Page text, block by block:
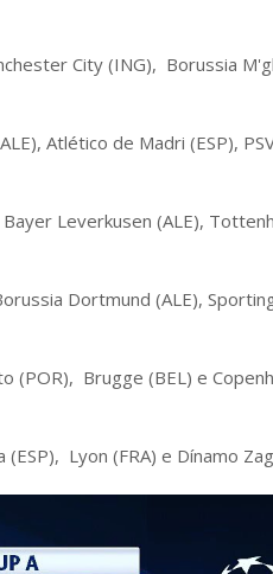
City (ING), Borussia
Atlético de Madri (ESP),
Bayer Leverkusen (ALE),
Dortmund (ALE),
(POR), Brugge (BEL) e
(ESP), Lyon (FRA) e Dínamo